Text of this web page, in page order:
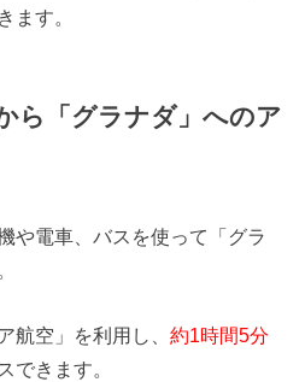
ます。
ら「グラナダ」へのア
や電車、バスを使って「グラ
航空」を利用し、約1時間5分
できます。